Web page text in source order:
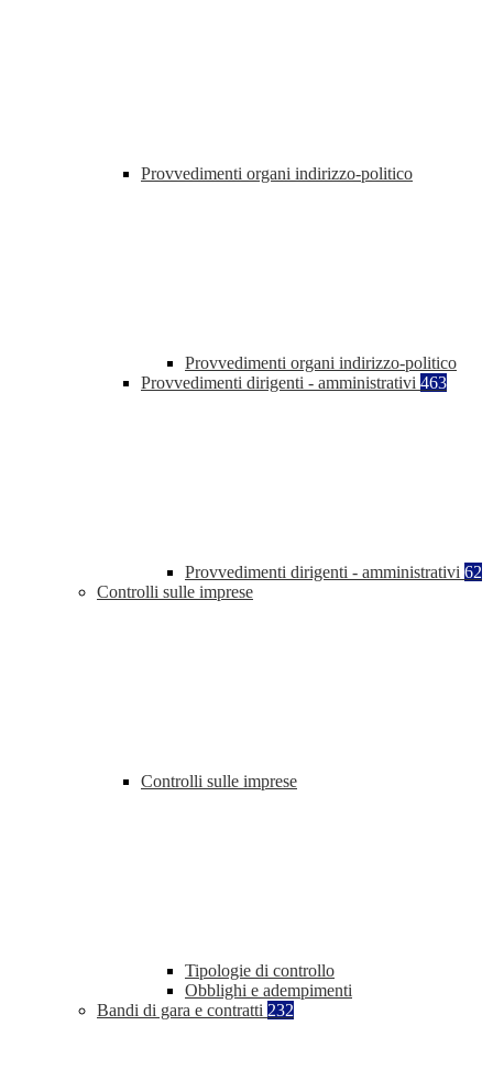
Provvedimenti organi indirizzo-politico
Provvedimenti organi indirizzo-politico
Provvedimenti dirigenti - amministrativi 463
Provvedimenti dirigenti - amministrativi 62
Controlli sulle imprese
Controlli sulle imprese
Tipologie di controllo
Obblighi e adempimenti
Bandi di gara e contratti 232